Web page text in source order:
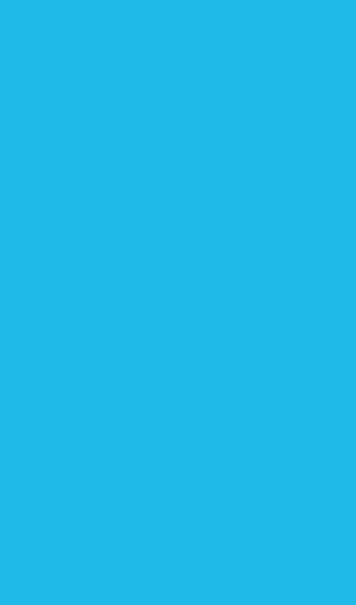
des
statt.
der
der
des
Die
die
auf
Grund
Haus &